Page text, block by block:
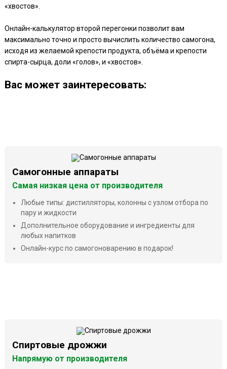
«хвостов».
Онлайн-калькулятор второй перегонки позволит вам
максимально точно и просто вычислить количество самогона,
исходя из желаемой крепости продукта, объёма и крепости
спирта-сырца, доли «голов», и «хвостов».
Ваc может заинтересовать:
Самогонные аппараты
Самая низкая цена от производителя
Любые типы: дистилляторы, колонны с узлом отбора по
пару и жидкости
Дополнительное оборудование и ингредиенты для
любых напитков
Онлайн-курс по самогоноварению в подарок!
Спиртовые дрожжи
Напрямую от производителя